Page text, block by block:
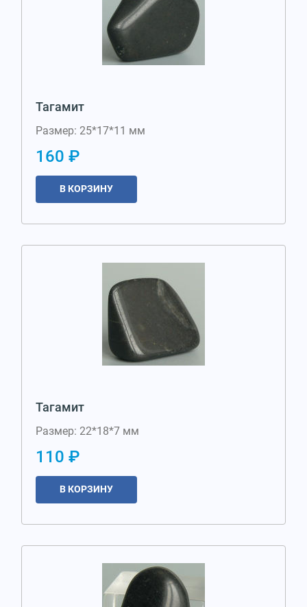
Тагамит
Размер: 25*17*11 мм
160 ₽
В КОРЗИНУ
Тагамит
Размер: 22*18*7 мм
110 ₽
В КОРЗИНУ